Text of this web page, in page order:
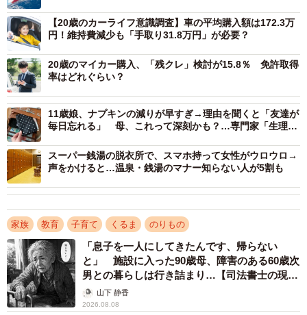
19.1%）「おむつの交換の場所・タイミング」（18.5%）が
上位に挙げられました。その他にも、「子どものチャイル
ドシート嫌い」（13.2%）「子どもが勝手にボタン類を押
す」（12.9%）などの回答がありました。
【20歳のカーライフ意識調査】車の平均購入額は172.3万
円！維持費減少も「手取り31.8万円」が必要？
20歳のマイカー購入、「残クレ」検討が15.8％ 免許取得
率はどれぐらい？
11歳娘、ナプキンの減りが早すぎ→理由を聞くと「友達が
毎日忘れる」 母、これって深刻かも？…専門家「生理の
スーパー銭湯の脱衣所で、スマホ持って女性がウロウロ→
声をかけると…温泉・銭湯のマナー知らない人が5割も
家族 教育 子育て くるま のりもの
「息子を一人にしてきたんです、帰らない
と」 施設に入った90歳母、障害のある60歳次
男との暮らしは行き詰まり…【司法書士の現場
から】山下 静香
2026.08.08